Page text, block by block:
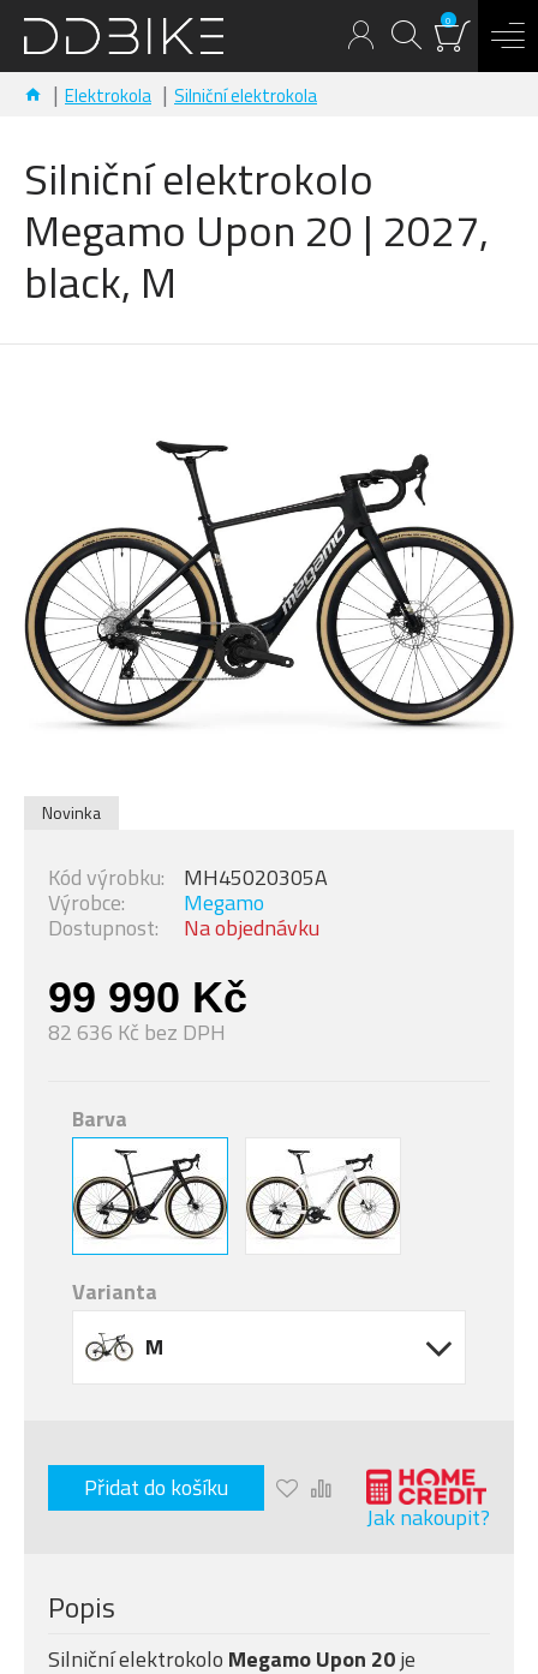
0
Elektrokola Silniční elektrokola
Silniční elektrokolo
Megamo Upon 20 | 2027,
black, M
Novinka
99 990 Kč
82 636 Kč bez DPH
Dostupnost: Na objednávku
Výrobce: Megamo
Kód výrobku: MH45020305A
Barva
Varianta
M
Přidat do košíku
Jak nakoupit?
Popis
Silniční elektrokolo Megamo Upon 20je